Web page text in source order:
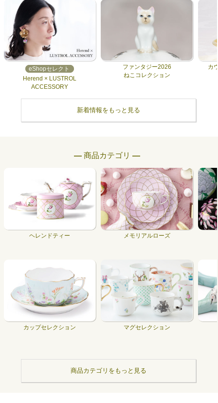
eShopセレクト
Herend × LUSTROL
ACCESSORY
ファンタジー2026
ねこコレクション
カ
新着情報をもっと見る
― 商品カテゴリ ―
ヘレンドティー
カップセレクション
メモリアルローズ
マグセレクション
商品カテゴリをもっと見る